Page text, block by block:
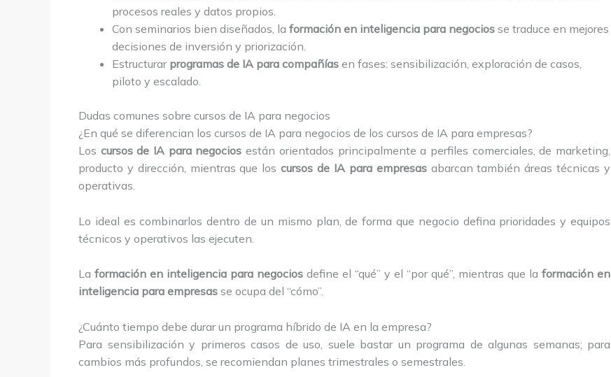
procesos reales y datos propios.
Con seminarios bien diseñados, la formación en inteligencia para negocios se traduce en mejores
decisiones de inversión y priorización.
Estructurar programas de IA para compañías en fases: sensibilización, exploración de casos,
piloto y escalado.
Dudas comunes sobre cursos de IA para negocios
¿En qué se diferencian los cursos de IA para negocios de los cursos de IA para empresas?
Los cursos de IA para negocios están orientados principalmente a perfiles comerciales, de marketing,
producto y dirección, mientras que loscursos de IA para empresasabarcan también áreas técnicas y
operativas.
Lo ideal es combinarlos dentro de un mismo plan, de forma que negocio defina prioridades y equipos
técnicos y operativos las ejecuten.
La formación en inteligencia para negocios define el “qué” y el “por qué”, mientras que la formación en
inteligencia para empresas se ocupa del “cómo”.
¿Cuánto tiempo debe durar un programa híbrido de IA en la empresa?
Para sensibilización y primeros casos de uso, suele bastar un programa de algunas semanas; para
cambios más profundos, se recomiendan planes trimestrales o semestrales.